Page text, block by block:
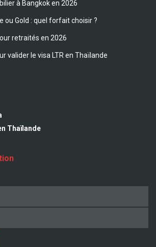
à Bangkok en 2026
ou Gold : quel forfait choisir ?
retraités en 2026
valider le visa LTR en Thaïlande
Thaïlande